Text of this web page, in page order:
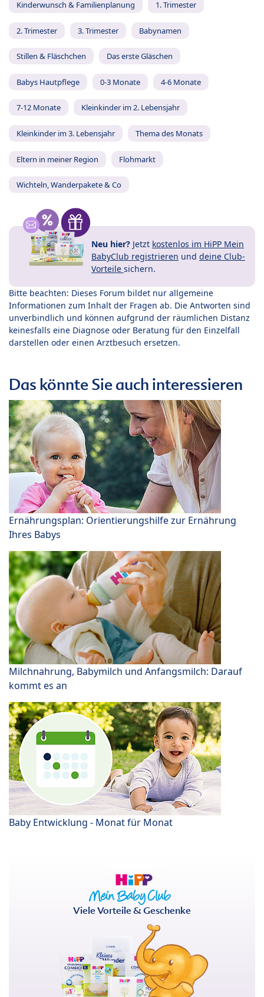
Kinderwunsch & Familienplanung 1. Trimester
2. Trimester 3. Trimester Babynamen
Stillen & Fläschchen Das erste Gläschen
Babys Hautpflege 0-3 Monate 4-6 Monate
7-12 Monate Kleinkinder im 2. Lebensjahr
Kleinkinder im 3. Lebensjahr Thema des Monats
Eltern in meiner Region Flohmarkt
Wichteln, Wanderpakete & Co
Neu hier? Jetzt kostenlos im HiPP Mein
BabyClub registrieren und deine Club-
Vorteile sichern.
Bitte beachten: Dieses Forum bildet nur allgemeine
Informationen zum Inhalt der Fragen ab. Die Antworten sind
unverbindlich und können aufgrund der räumlichen Distanz
keinesfalls eine Diagnose oder Beratung für den Einzelfall
darstellen oder einen Arztbesuch ersetzen.
Das könnte Sie auch interessieren
Ernährungsplan: Orientierungshilfe zur Ernährung
Ihres Babys
Milchnahrung, Babymilch und Anfangsmilch: Darauf
kommt es an
Baby Entwicklung - Monat für Monat
Viele Vorteile & Geschenke